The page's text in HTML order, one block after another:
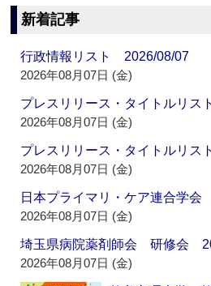
新着記事
行政情報リスト 2026/08/07
2026年08月07日 (金)
プレスリリース・タイトルリ
2026年08月07日 (金)
プレスリリース・タイトルリ
2026年08月07日 (金)
日本プライマリ・ケア連合学
2026年08月07日 (金)
埼玉県病院薬剤師会 研修会
2026年08月07日 (金)